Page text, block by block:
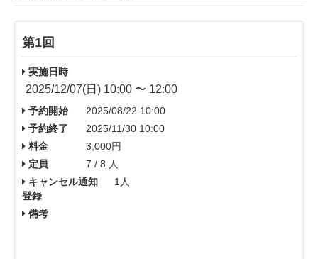
第1回
実施日時
2025/12/07(日) 10:00 〜 12:00
予約開始
2025/08/22 10:00
予約終了
2025/11/30 10:00
料金
3,000円
定員
7 / 8 人
キャンセル通知
登録
1人
備考